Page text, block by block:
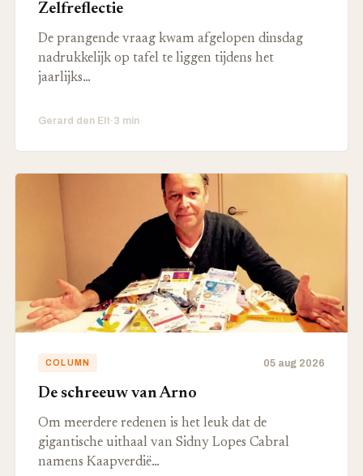
Zelfreflectie
De prangende vraag kwam afgelopen dinsdag
nadrukkelijk op tafel te liggen tijdens het
jaarlijks…
Gerard den Elt·3 min
COLUMN 05 aug 2026
De schreeuw van Arno
Om meerdere redenen is het leuk dat de
gigantische uithaal van Sidny Lopes Cabral
namens Kaapverdië…